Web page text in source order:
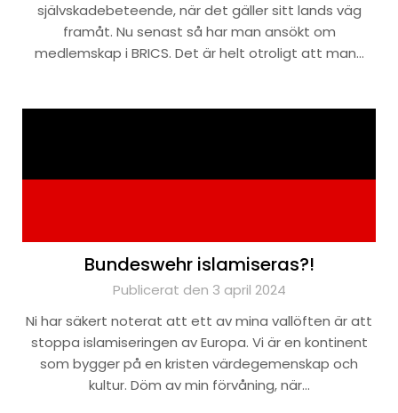
självskadebeteende, när det gäller sitt lands väg
framåt. Nu senast så har man ansökt om
medlemskap i BRICS. Det är helt otroligt att man…
Bundeswehr islamiseras?!
Publicerat den 3 april 2024
Ni har säkert noterat att ett av mina vallöften är att
stoppa islamiseringen av Europa. Vi är en kontinent
som bygger på en kristen värdegemenskap och
kultur. Döm av min förvåning, när…